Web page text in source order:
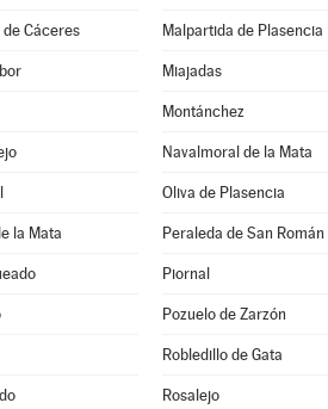
Cáceres Malpartida de Plasencia
Miajadas
Montánchez
Navalmoral de la Mata
Oliva de Plasencia
la Mata Peraleda de San Román
Piornal
Pozuelo de Zarzón
Robledillo de Gata
Rosalejo